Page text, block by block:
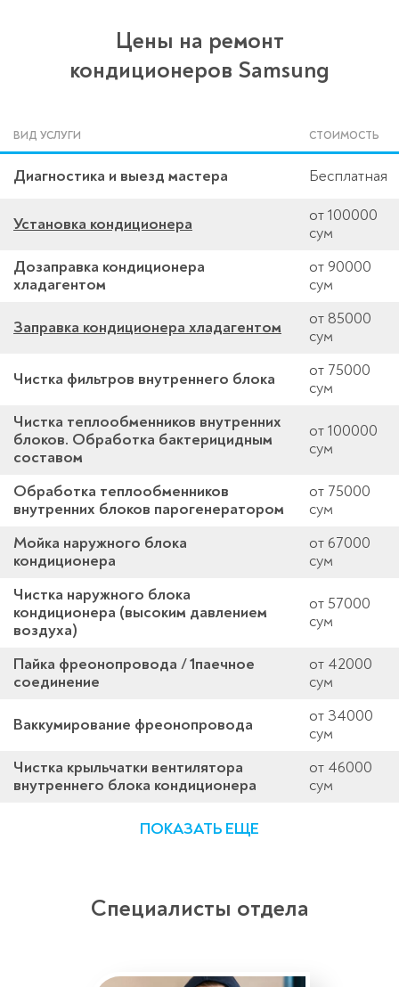
Цены на ремонт
кондиционеров Samsung
ВИД УСЛУГИ СТОИМОСТЬ
Диагностика и выезд мастера Бесплатная
Установка кондиционера
от 100000
сум
Дозаправка кондиционера
хладагентом
от 90000
сум
Заправка кондиционера хладагентом
от 85000
сум
Чистка фильтров внутреннего блока
от 75000
сум
Чистка теплообменников внутренних
блоков. Обработка бактерицидным
составом
от 100000
сум
Обработка теплообменников
внутренних блоков парогенератором
от 75000
сум
Мойка наружного блока
кондиционера
от 67000
сум
Чистка наружного блока
кондиционера (высоким давлением
воздуха)
от 57000
сум
Пайка фреонопровода / 1паечное
соединение
от 42000
сум
Ваккумирование фреонопровода
от 34000
сум
Чистка крыльчатки вентилятора
внутреннего блока кондиционера
от 46000
сум
ПОКАЗАТЬ ЕЩЕ
Специалисты отдела